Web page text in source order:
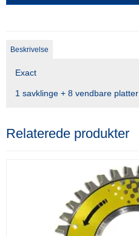
Beskrivelse
Exact
1 savklinge + 8 vendbare platter
Relaterede produkter